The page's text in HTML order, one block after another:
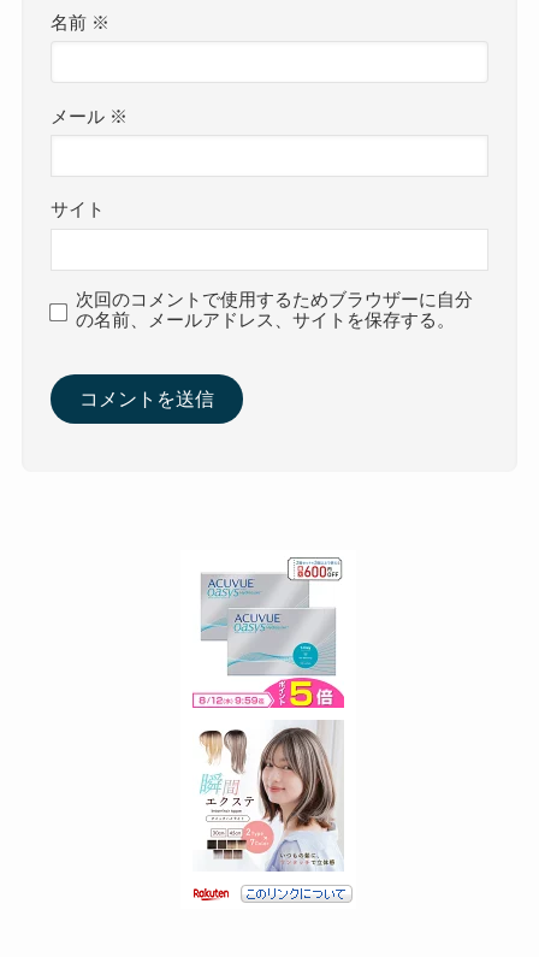
名前 ※
メール ※
サイト
次回のコメントで使用するためブラウザーに自分
の名前、メールアドレス、サイトを保存する。